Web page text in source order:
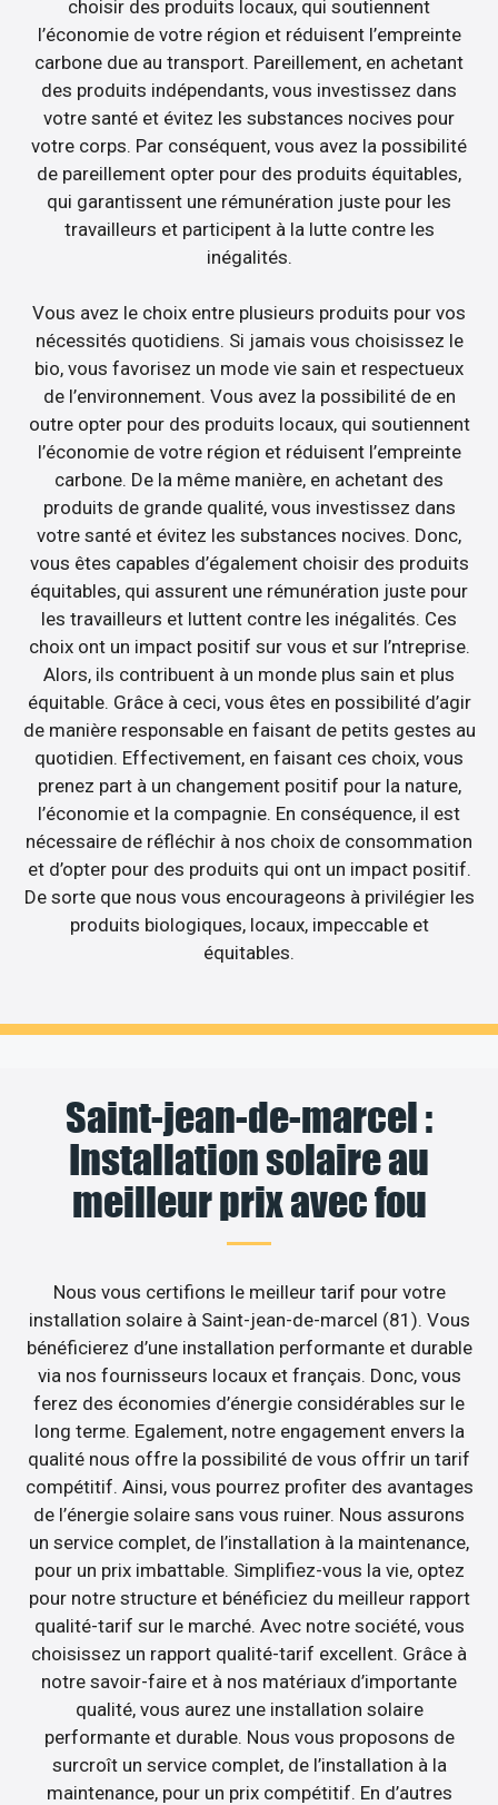
choisir des produits locaux, qui soutiennent
l’économie de votre région et réduisent l’empreinte
carbone due au transport. Pareillement, en achetant
des produits indépendants, vous investissez dans
votre santé et évitez les substances nocives pour
votre corps. Par conséquent, vous avez la possibilité
de pareillement opter pour des produits équitables,
qui garantissent une rémunération juste pour les
travailleurs et participent à la lutte contre les
inégalités.
Vous avez le choix entre plusieurs produits pour vos
nécessités quotidiens. Si jamais vous choisissez le
bio, vous favorisez un mode vie sain et respectueux
de l’environnement. Vous avez la possibilité de en
outre opter pour des produits locaux, qui soutiennent
l’économie de votre région et réduisent l’empreinte
carbone. De la même manière, en achetant des
produits de grande qualité, vous investissez dans
votre santé et évitez les substances nocives. Donc,
vous êtes capables d’également choisir des produits
équitables, qui assurent une rémunération juste pour
les travailleurs et luttent contre les inégalités. Ces
choix ont un impact positif sur vous et sur l’ntreprise.
Alors, ils contribuent à un monde plus sain et plus
équitable. Grâce à ceci, vous êtes en possibilité d’agir
de manière responsable en faisant de petits gestes au
quotidien. Effectivement, en faisant ces choix, vous
prenez part à un changement positif pour la nature,
l’économie et la compagnie. En conséquence, il est
nécessaire de réfléchir à nos choix de consommation
et d’opter pour des produits qui ont un impact positif.
De sorte que nous vous encourageons à privilégier les
produits biologiques, locaux, impeccable et
équitables.
Saint-jean-de-marcel :
Installation solaire au
meilleur prix avec fou
Nous vous certifions le meilleur tarif pour votre
installation solaire à Saint-jean-de-marcel (81). Vous
bénéficierez d’une installation performante et durable
via nos fournisseurs locaux et français. Donc, vous
ferez des économies d’énergie considérables sur le
long terme. Egalement, notre engagement envers la
qualité nous offre la possibilité de vous offrir un tarif
compétitif. Ainsi, vous pourrez profiter des avantages
de l’énergie solaire sans vous ruiner. Nous assurons
un service complet, de l’installation à la maintenance,
pour un prix imbattable. Simplifiez-vous la vie, optez
pour notre structure et bénéficiez du meilleur rapport
qualité-tarif sur le marché. Avec notre société, vous
choisissez un rapport qualité-tarif excellent. Grâce à
notre savoir-faire et à nos matériaux d’importante
qualité, vous aurez une installation solaire
performante et durable. Nous vous proposons de
surcroît un service complet, de l’installation à la
maintenance, pour un prix compétitif. En d’autres